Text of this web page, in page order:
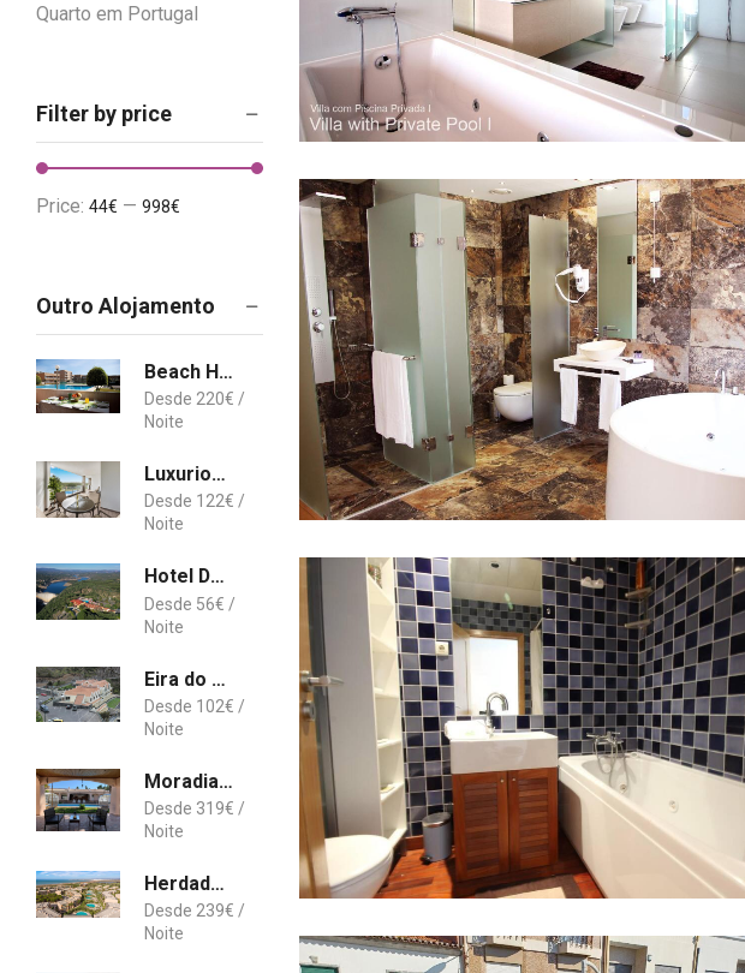
Quarto em Portugal
Filter by price
Price: 44€ — 998€
Outro Alojamento
Beach House, Labruge, Porto
220€
Luxurious T2 apartment, Olhos Dagua
122€
Hotel Da Montanha
56€
Eira do Serrado - Hotel & Spa
102€
Moradia Pinhal da Telha
319€
Herdade dos Salgados Vila das Lagoas
239€